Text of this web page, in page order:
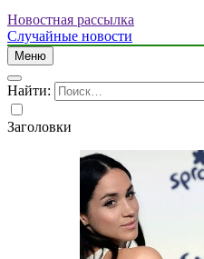
Новостная рассылка
Случайные новости
Меню
Найти:
Заголовки